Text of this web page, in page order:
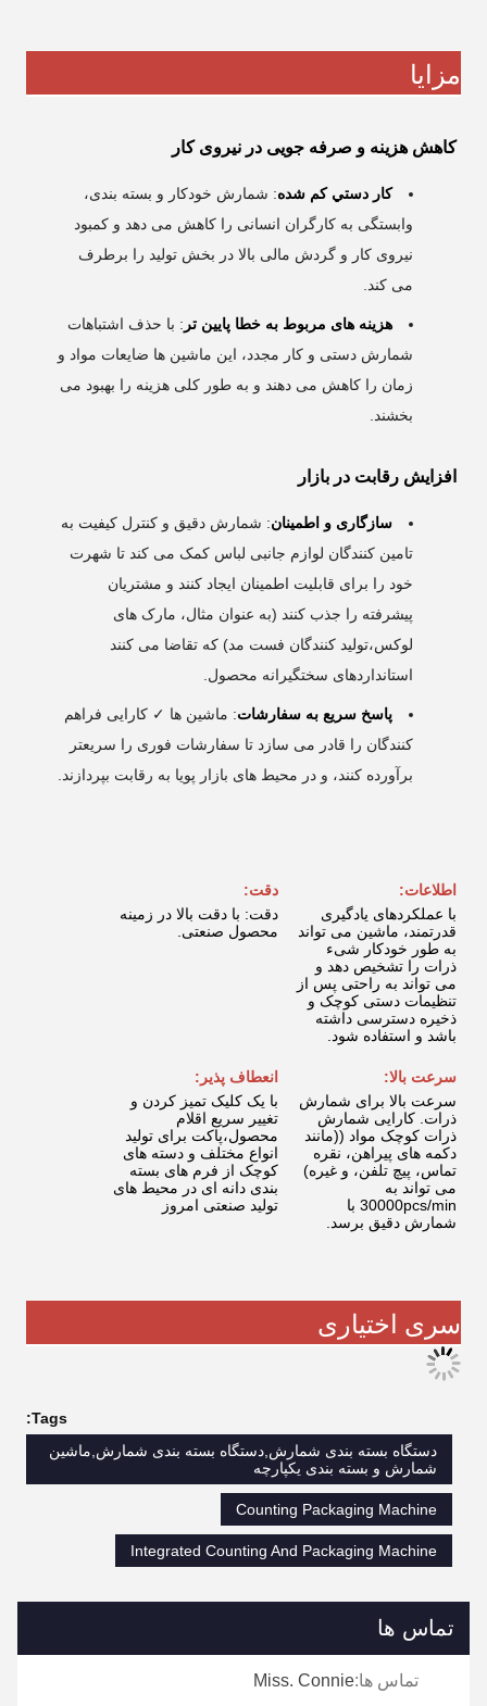
مزایا
کاهش هزینه و صرفه جویی در نیروی کار
کار دستي کم شده: شمارش خودکار و بسته بندی،
وابستگی به کارگران انسانی را کاهش می دهد و کمبود
نیروی کار و گردش مالی بالا در بخش تولید را برطرف
می کند.
هزینه های مربوط به خطا پایین تر : با حذف اشتباهات
شمارش دستی و کار مجدد، این ماشین ها ضایعات مواد و
زمان را کاهش می دهند و به طور کلی هزینه را بهبود می
بخشند.
افزایش رقابت در بازار
سازگاری و اطمینان: شمارش دقیق و کنترل کیفیت به
تامین کنندگان لوازم جانبی لباس کمک می کند تا شهرت
خود را برای قابلیت اطمینان ایجاد کنند و مشتریان
پیشرفته را جذب کنند (به عنوان مثال، مارک های
لوکس،تولید کنندگان فست مد) که تقاضا می کنند
استانداردهای سختگیرانه محصول.
پاسخ سریع به سفارشات: ماشین ها ✓ کارایی فراهم
کنندگان را قادر می سازد تا سفارشات فوری را سریعتر
برآورده کنند، و در محیط های بازار پویا به رقابت بپردازند.
اطلاعات:
با عملکردهای یادگیری
قدرتمند، ماشین می تواند
به طور خودکار شیء
ذرات را تشخیص دهد و
می تواند به راحتی پس از
تنظیمات دستی کوچک و
ذخیره دسترسی داشته
باشد و استفاده شود.
دقت:
دقت: با دقت بالا در زمینه
محصول صنعتی.
سرعت بالا:
سرعت بالا برای شمارش
ذرات. کارایی شمارش
ذرات کوچک مواد ((مانند
دکمه های پیراهن، نقره
تماس، پیچ تلفن، و غیره)
می تواند به
30000pcs/min با
شمارش دقیق برسد.
انعطاف پذیر:
با یک کلیک تمیز کردن و
تغییر سریع اقلام
محصول،پاکت برای تولید
انواع مختلف و دسته های
کوچک از فرم های بسته
بندی دانه ای در محیط های
تولید صنعتی امروز
سری اختیاری
Tags:
دستگاه بسته بندی شمارش,دستگاه بسته بندی شمارش,ماشین
شمارش و بسته بندی یکپارچه
Counting Packaging Machine
Integrated Counting And Packaging Machine
تماس ها
تماس ها:Miss. Connie